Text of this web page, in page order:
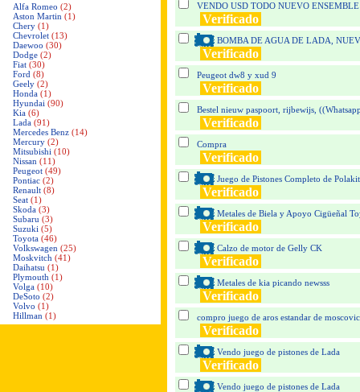
Alfa Romeo (2)
Aston Martin (1)
Chery (1)
Chevrolet (13)
Daewoo (30)
Dodge (2)
Fiat (30)
Ford (8)
Geely (2)
Honda (1)
Hyundai (90)
Kia (6)
Lada (91)
Mercedes Benz (14)
Mercury (2)
Mitsubishi (10)
Nissan (11)
Peugeot (49)
Pontiac (2)
Renault (8)
Seat (1)
Skoda (3)
Subaru (3)
Suzuki (5)
Toyota (46)
Volkswagen (25)
Moskvitch (41)
Daihatsu (1)
Plymouth (1)
Volga (10)
DeSoto (2)
Volvo (1)
Hillman (1)
VENDO USD TODO NUEVO
Verificado
BOMBA DE AGUA DE LADA,
Verificado
Peugeot dw8 y xud 9
Verificado
Bestel nieuw paspoort, rijbewijs,
Verificado
Compra
Verificado
Juego de Pistones Completo de
Verificado
Metales de Biela y Apoyo Cigüeñal
Verificado
Calzo de motor de Gelly CK
Verificado
Metales de kia picando newsss
Verificado
compro juego de aros estandar de
Verificado
Vendo juego de pistones de Lada
Verificado
Vendo juego de pistones de Lada